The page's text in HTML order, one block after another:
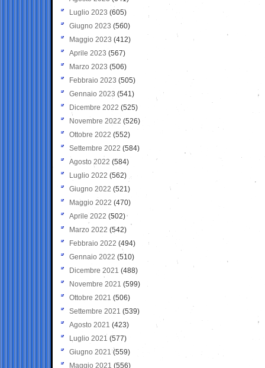
Luglio 2023 (605)
Giugno 2023 (560)
Maggio 2023 (412)
Aprile 2023 (567)
Marzo 2023 (506)
Febbraio 2023 (505)
Gennaio 2023 (541)
Dicembre 2022 (525)
Novembre 2022 (526)
Ottobre 2022 (552)
Settembre 2022 (584)
Agosto 2022 (584)
Luglio 2022 (562)
Giugno 2022 (521)
Maggio 2022 (470)
Aprile 2022 (502)
Marzo 2022 (542)
Febbraio 2022 (494)
Gennaio 2022 (510)
Dicembre 2021 (488)
Novembre 2021 (599)
Ottobre 2021 (506)
Settembre 2021 (539)
Agosto 2021 (423)
Luglio 2021 (577)
Giugno 2021(559)
Maggio 2021 (556)